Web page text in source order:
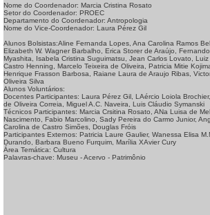
Nome do Coordenador: Marcia Cristina Rosato
Setor do Coordenador: PROEC
Departamento do Coordenador: Antropologia
Nome do Vice-Coordenador: Laura Pérez Gil
Alunos Bolsistas:Aline Fernanda Lopes, Ana Carolina Ramos
Elizabeth W. Wagner Barbalho, Erica Storer de Araújo,
Myashita, Isabela Cristina Suguimatsu, Jean Carlos Lovato,
Castro Henning, Marcelo Teixeira de Oliveira, Patricia Mitie
Henrique Frasson Barbosa, Raiane Laura de Araujo Ribas,
Oliveira Silva
Alunos Voluntários:
Docentes Participantes: Laura Pérez Gil, LAércio Loiola
de Oliveira Correia, Miguel A.C. Naveira, Luis Cláudio Symanski
Técnicos Participantes: Marcia Crsitina Rosato, ANa Luisa de
Nascimento, Fabio Marcolino, Sady Pereira do Carmo Junior,
Carolina de Castro Simões, Douglas Fróis
Participantes Externos: Patricia Laure Gaulier, Wanessa Elisa
Durando, Barbara Bueno Furquim, Marília XAvier Cury
Área Temática: Cultura
Palavras-chave: Museu - Acervo - Patrimônio